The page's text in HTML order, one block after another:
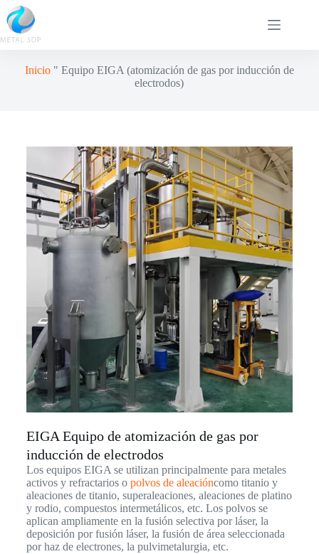
Inicio" Equipo EIGA (atomización de gas por inducción de
electrodos)
EIGA Equipo de atomización de gas por
inducción de electrodos
Los equipos EIGA se utilizan principalmente para metales
activos y refractarios o polvos de aleacióncomo titanio y
aleaciones de titanio, superaleaciones, aleaciones de platino
y rodio, compuestos intermetálicos, etc. Los polvos se
aplican ampliamente en la fusión selectiva por láser, la
deposición por fusión láser, la fusión de área seleccionada
por haz de electrones, la pulvimetalurgia, etc.